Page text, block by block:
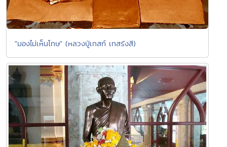
"มองไม่เห็นโทษ" (หลวงปู่เทสก์ เทสรังสี)